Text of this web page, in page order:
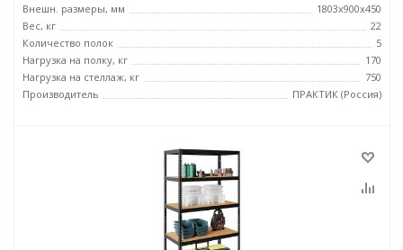
Внешн. размеры, мм
1803x900x450
Вес, кг
22
Количество полок
5
Нагрузка на полку, кг
170
Нагрузка на стеллаж, кг
750
Производитель
ПРАКТИК (Россия)